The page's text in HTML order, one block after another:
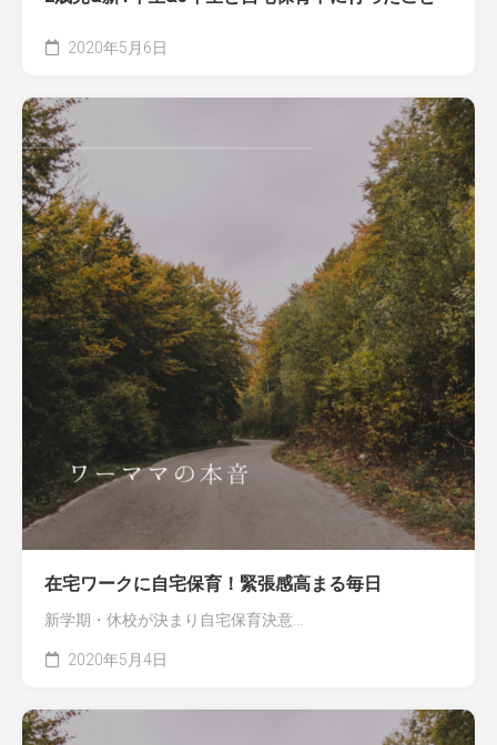
2020年5月6日
在宅ワークに自宅保育！緊張感高まる毎日
新学期・休校が決まり自宅保育決意...
2020年5月4日